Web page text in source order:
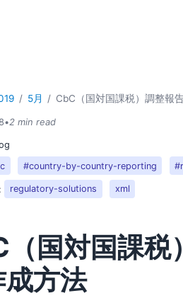
5月 CbC（国対国課税）調整報
•2 min read
#country-by-country-reporting
regulatory-solutions xml
（国対国課税
方法